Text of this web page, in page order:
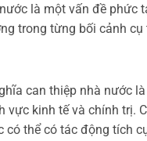
là một vấn đề phức
trong từng bối cảnh cụ
can thiệp nhà nước
vực kinh tế và chính trị.
có thể có tác động tích